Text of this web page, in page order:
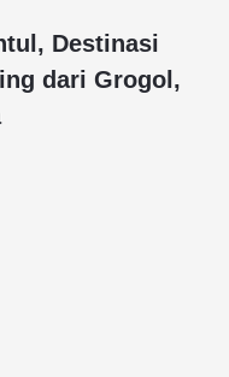
Destinasi
dari Grogol,